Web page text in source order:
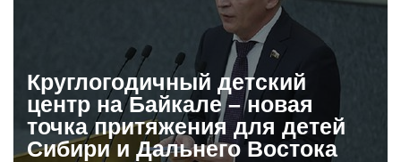
Круглогодичный детский
центр на Байкале – новая
точка притяжения для детей
Сибири и Дальнего Востока